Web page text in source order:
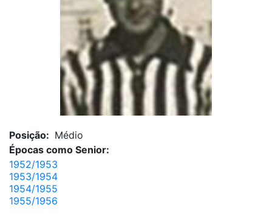
Posição: Médio
Épocas como Senior:
1952/1953
1953/1954
1954/1955
1955/1956